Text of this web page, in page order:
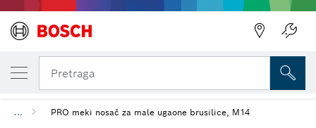
Pretraga
... PRO meki nosač za male ugaone brusilice, M14
IZABRANA VARIJANTA
PRO Backing Pad